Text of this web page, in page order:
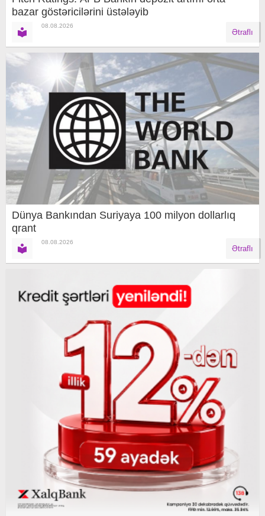
bazar göstəricilərini üstələyib
08.08.2026
Ətraflı
Dünya Bankından Suriyaya 100 milyon dollarlıq
qrant
08.08.2026
Ətraflı